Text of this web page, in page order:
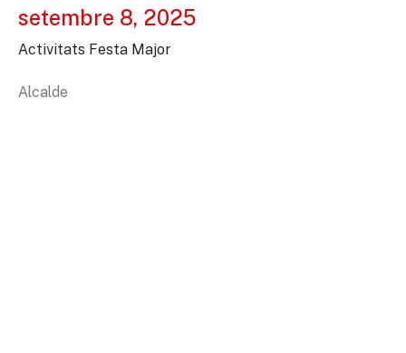
setembre 8, 2025
Activitats Festa Major
Alcalde